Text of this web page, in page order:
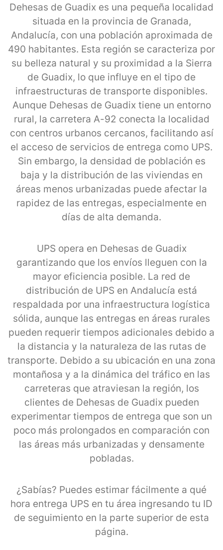
Dehesas de Guadix es una pequeña localidad
situada en la provincia de Granada,
Andalucía, con una población aproximada de
490 habitantes. Esta región se caracteriza por
su belleza natural y su proximidad a la Sierra
de Guadix, lo que influye en el tipo de
infraestructuras de transporte disponibles.
Aunque Dehesas de Guadix tiene un entorno
rural, la carretera A-92 conecta la localidad
con centros urbanos cercanos, facilitando así
el acceso de servicios de entrega como UPS.
Sin embargo, la densidad de población es
baja y la distribución de las viviendas en
áreas menos urbanizadas puede afectar la
rapidez de las entregas, especialmente en
días de alta demanda.
UPS opera en Dehesas de Guadix
garantizando que los envíos lleguen con la
mayor eficiencia posible. La red de
distribución de UPS en Andalucía está
respaldada por una infraestructura logística
sólida, aunque las entregas en áreas rurales
pueden requerir tiempos adicionales debido a
la distancia y la naturaleza de las rutas de
transporte. Debido a su ubicación en una zona
montañosa y a la dinámica del tráfico en las
carreteras que atraviesan la región, los
clientes de Dehesas de Guadix pueden
experimentar tiempos de entrega que son un
poco más prolongados en comparación con
las áreas más urbanizadas y densamente
pobladas.
¿Sabías? Puedes estimar fácilmente a qué
hora entrega UPS en tu área ingresando tu ID
de seguimiento en la parte superior de esta
página.